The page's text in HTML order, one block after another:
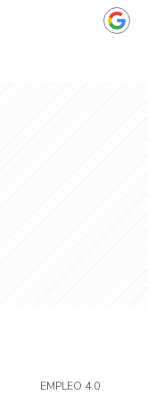
EMPLEO 4.0